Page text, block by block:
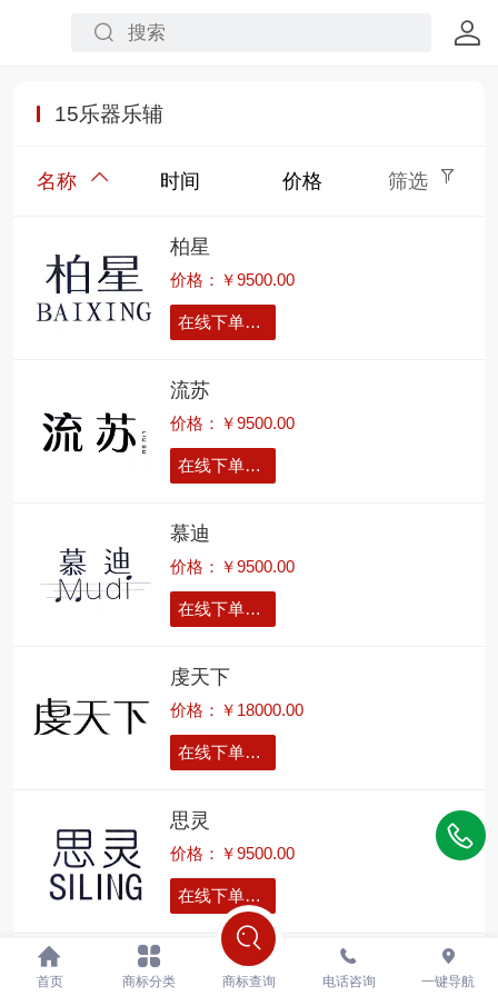
15乐器乐辅
名称 时间 价格 筛选
柏星
价格：￥9500.00
在线下单留言
流苏
价格：￥9500.00
在线下单留言
慕迪
价格：￥9500.00
在线下单留言
虔天下
价格：￥18000.00
在线下单留言
思灵
价格：￥9500.00
在线下单留言
小情调
首页 商标分类 商标查询 电话咨询 一键导航